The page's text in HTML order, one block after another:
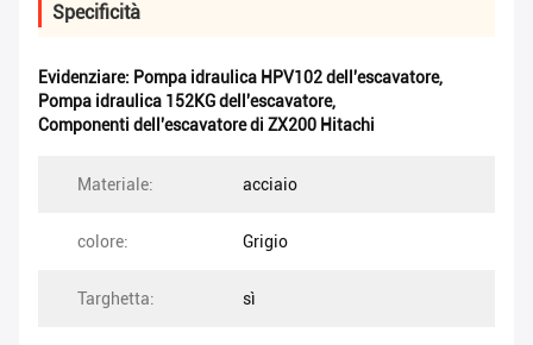
Specificità
Evidenziare: Pompa idraulica HPV102 dell'escavatore,
Pompa idraulica 152KG dell'escavatore,
Componenti dell'escavatore di ZX200 Hitachi
Materiale: acciaio
colore: Grigio
Targhetta: sì